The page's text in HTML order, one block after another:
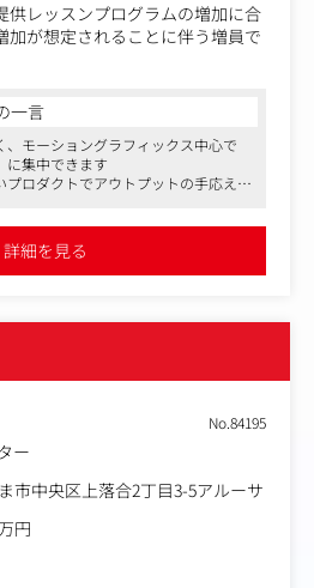
供レッスンプログラムの増加に合
加が想定されることに伴う増員で
なります。
が発生するような映像・動画の制
一言
モーショングラフィックス中心で
に集中できます
ロダクトでアウトプットの手応えが
ます
詳細を見る
No.84195
ー
市中央区上落合2丁目3-5アルーサ
円